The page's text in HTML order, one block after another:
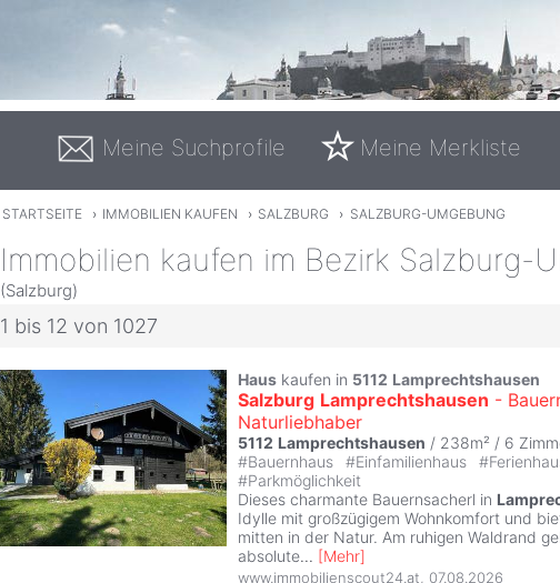
Meine Suchprofile Meine Merkliste
STARTSEITE › IMMOBILIEN KAUFEN › SALZBURG › SALZBURG-UMGEBUNG
Immobilien kaufen im Bezirk Salzburg-
(Salzburg)
1 bis 12 von 1027
Haus kaufen in 5112 Lamprechtshausen
Salzburg Lamprechtshausen -
Naturliebhaber
5112 Lamprechtshausen / 238m² / 6
#Bauernhaus #Einfamilienhaus #
#Parkmöglichkeit
Dieses charmante Bauernsacherl in
Idylle mit großzügigem Wohnkomfort und
mitten in der Natur. Am ruhigen Waldrand
absolute... [Mehr]
www.immobilienscout24.at 07.08.2026